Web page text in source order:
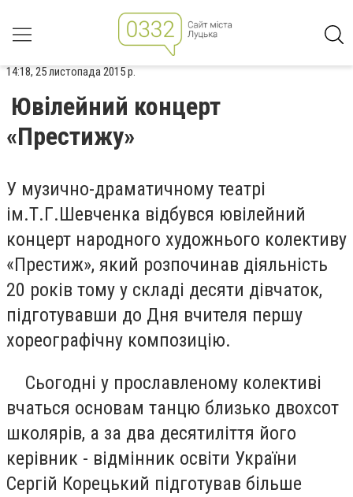
14:18, 25 листопада 2015 р.
Ювілейний концерт
«Престижу»
У музично-драматичному театрі
ім.Т.Г.Шевченка відбувся ювілейний
концерт народного художнього колективу
«Престиж», який розпочинав діяльність
20 років тому у складі десяти дівчаток,
підготувавши до Дня вчителя першу
хореографічну композицію.
Сьогодні у прославленому колективі
вчаться основам танцю близько двохсот
школярів, а за два десятиліття його
керівник - відмінник освіти України
Сергій Корецький підготував більше